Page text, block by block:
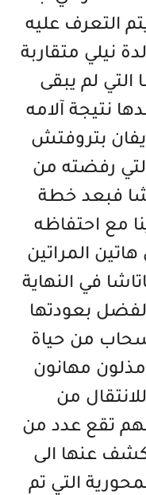
التعرف عليه
نيلي متقاربة
التي لم يبقى
نتيجة آلامه
بتروفتش
رفضته من
فبعد خطة
مع احتفاظه
المراتين
في النهاية
بعودتها
من حياة
مذلون مهانون
من
تقع عدد من
عنها الى
التي تم